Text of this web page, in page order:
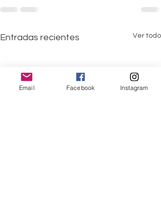
Entradas recientes Ver todo
Email Facebook Instagram